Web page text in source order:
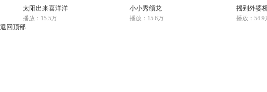
太阳出来喜洋洋
播放：15.5万
小小秀颌龙
播放：15.6万
摇到外婆
播放：54.9
返回顶部